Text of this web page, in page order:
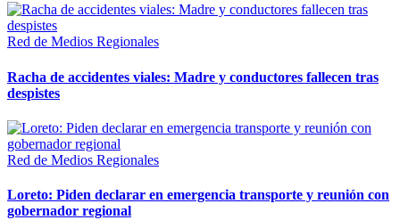
Red de Medios Regionales
Racha de accidentes viales: Madre y conductores fallecen tras
despistes
Red de Medios Regionales
Loreto: Piden declarar en emergencia transporte y reunión con
gobernador regional